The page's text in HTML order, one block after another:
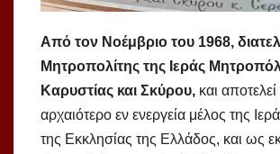
Από τον Νοέμβριο του 1968,
Μητροπολίτης της Ιεράς
Καρυστίας και Σκύρου, και αποτελεί
αρχαιότερο εν ενεργεία μέλος της
της Εκκλησίας της Ελλάδος, και ως εκ